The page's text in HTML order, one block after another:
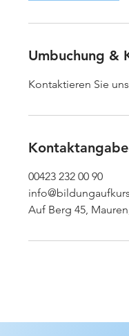
Umbuchung &
Kontaktieren Sie
00423 232 00 90
Auf Berg 45,